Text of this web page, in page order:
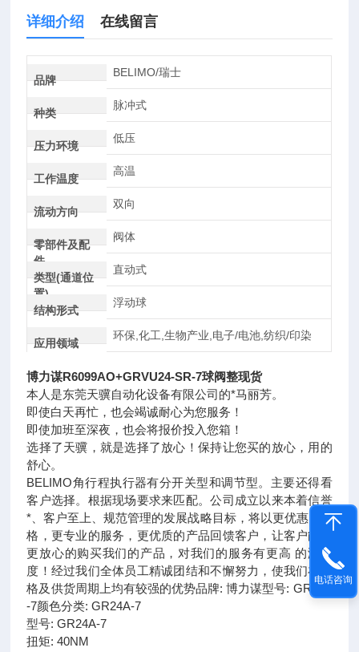
详细介绍 在线留言
品牌
BELIMO/瑞士
种类
脉冲式
压力环境
低压
工作温度
高温
流动方向
双向
零部件及配
件
阀体
类型(通道位
置)
直动式
结构形式
浮动球
应用领域
环保,化工,生物产业,电子/电池,纺织/印染
博力谋R6099AO+GRVU24-SR-7球阀整现货
本人是东莞天骥自动化设备有限公司的*马丽芳。
即使白天再忙，也会竭诚耐心为您服务！
即使加班至深夜，也会将报价投入您箱！
选择了天骥，就是选择了放心！保持让您买的放心，用的
舒心。
BELIMO角行程执行器有分开关型和调节型。主要还得看
客户选择。根据现场要求来匹配。公司成立以来本着信誉
*、客户至上、规范管理的发展战略目标，将以更优惠的价
格，更专业的服务，更优质的产品回馈客户，让客户能够
更放心的购买我们的产品，对我们的服务有更高 的满意
度！经过我们全体员工精诚团结和不懈努力，使我们在价
格及供货周期上均有较强的优势品牌: 博力谋型号: GR24A
-7颜色分类: GR24A-7
型号: GR24A-7
扭矩: 40NM
电话咨询